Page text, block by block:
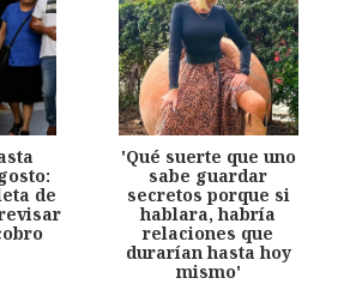
de
'Qué suerte que uno
sabe guardar
secretos porque si
hablara, habría
relaciones que
durarían hasta hoy
mismo'